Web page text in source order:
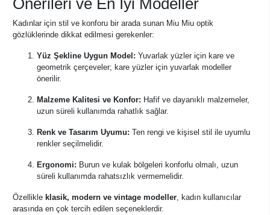
Önerileri ve En İyi Modeller
Kadınlar için stil ve konforu bir arada sunan Miu Miu optik
gözlüklerinde dikkat edilmesi gerekenler:
Yüz Şekline Uygun Model: Yuvarlak yüzler için kare ve
geometrik çerçeveler; kare yüzler için yuvarlak modeller
önerilir.
Malzeme Kalitesi ve Konfor: Hafif ve dayanıklı malzemeler,
uzun süreli kullanımda rahatlık sağlar.
Renk ve Tasarım Uyumu: Ten rengi ve kişisel stil ile uyumlu
renkler seçilmelidir.
Ergonomi: Burun ve kulak bölgeleri konforlu olmalı, uzun
süreli kullanımda rahatsızlık vermemelidir.
Özellikle klasik, modern ve vintage modeller, kadın kullanıcılar
arasında en çok tercih edilen seçeneklerdir.